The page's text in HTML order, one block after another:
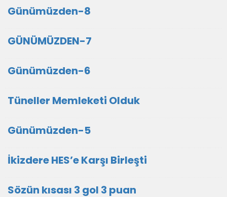
Günümüzden-8
GÜNÜMÜZDEN-7
Günümüzden-6
Tüneller Memleketi Olduk
Günümüzden-5
İkizdere HES’e Karşı Birleşti
Sözün kısası 3 gol 3 puan